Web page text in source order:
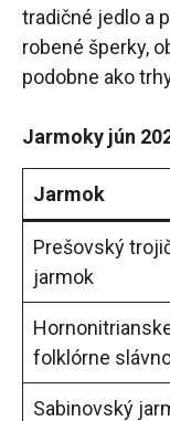
tradičné jedlo a
robené šperky,
podobne ako
Jarmoky jún
Jarmok
Prešovský
jarmok
folklórne
Sabinovský